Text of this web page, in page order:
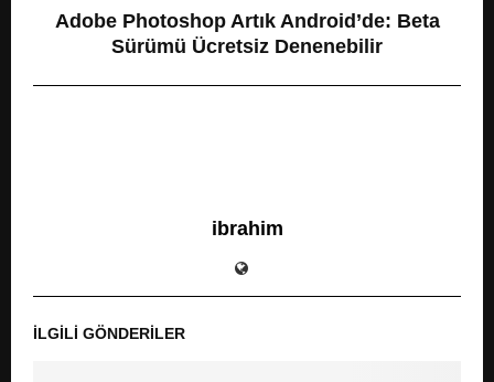
Adobe Photoshop Artık Android’de: Beta
Sürümü Ücretsiz Denenebilir
ibrahim
İLGILI GÖNDERILER